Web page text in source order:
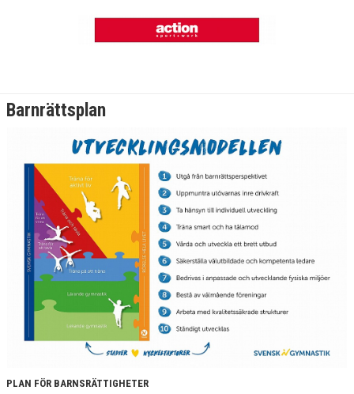
VALBEREDNING
INTEGRITETSPOLICY
BARNRÄTTSPLAN
STADGAR
KONTAKT
BOKA PLATS HÄR
Barnrättsplan
PLAN FÖR BARNSRÄTTIGHETER